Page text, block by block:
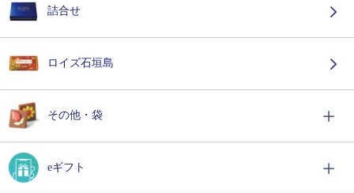
詰合せ
ロイズ石垣島
その他・袋
eギフト